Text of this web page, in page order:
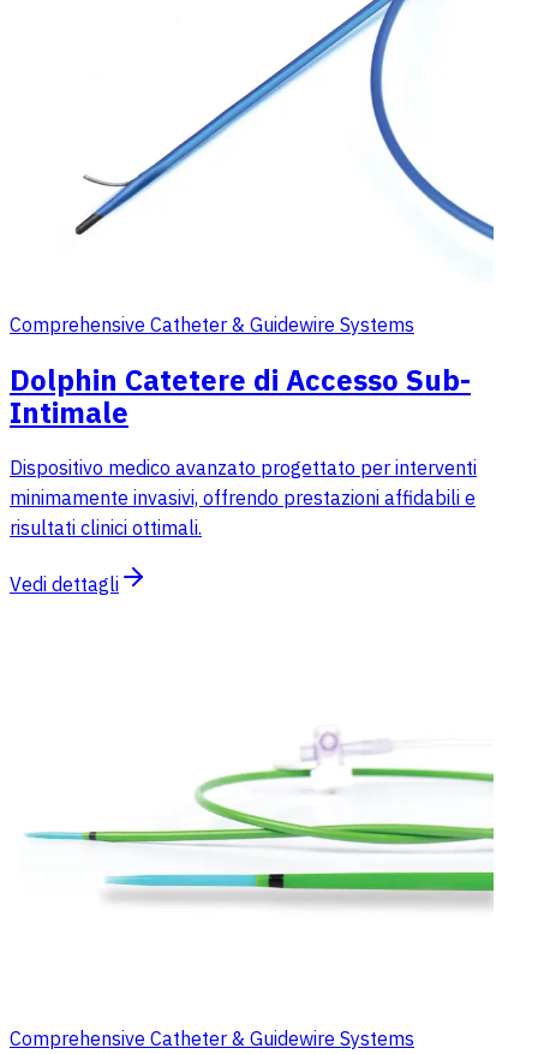
Comprehensive Catheter & Guidewire Systems
Dolphin Catetere di Accesso Sub-
Intimale
Dispositivo medico avanzato progettato per interventi
minimamente invasivi, offrendo prestazioni affidabili e
risultati clinici ottimali.
Vedi dettagli
Comprehensive Catheter & Guidewire Systems